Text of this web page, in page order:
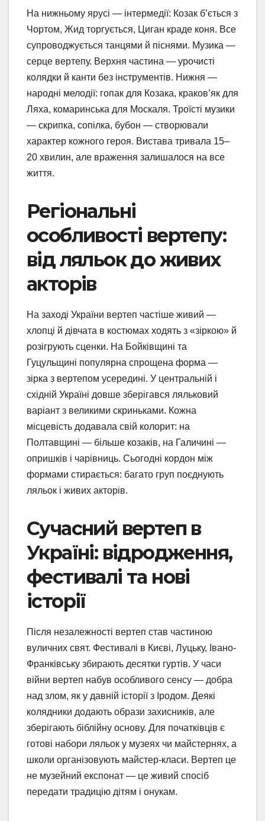
На нижньому ярусі — інтермедії: Козак б’ється з
Чортом, Жид торгується, Циган краде коня. Все
супроводжується танцями й піснями. Музика —
серце вертепу. Верхня частина — урочисті
колядки й канти без інструментів. Нижня —
народні мелодії: гопак для Козака, краков’як для
Ляха, комаринська для Москаля. Троїсті музики
— скрипка, сопілка, бубон — створювали
характер кожного героя. Вистава тривала 15–
20 хвилин, але враження залишалося на все
життя.
Регіональні
особливості вертепу:
від ляльок до живих
акторів
На заході України вертеп частіше живий —
хлопці й дівчата в костюмах ходять з «зіркою» й
розігрують сценки. На Бойківщині та
Гуцульщині популярна спрощена форма —
зірка з вертепом усередині. У центральній і
східній Україні довше зберігався ляльковий
варіант з великими скриньками. Кожна
місцевість додавала свій колорит: на
Полтавщині — більше козаків, на Галичині —
опришків і чарівниць. Сьогодні кордон між
формами стирається: багато груп поєднують
ляльок і живих акторів.
Сучасний вертеп в
Україні: відродження,
фестивалі та нові
історії
Після незалежності вертеп став частиною
вуличних свят. Фестивалі в Києві, Луцьку, Івано-
Франківську збирають десятки гуртів. У часи
війни вертеп набув особливого сенсу — добра
над злом, як у давній історії з Іродом. Деякі
колядники додають образи захисників, але
зберігають біблійну основу. Для початківців є
готові набори ляльок у музеях чи майстернях, а
школи організовують майстер-класи. Вертеп це
не музейний експонат — це живий спосіб
передати традицію дітям і онукам.